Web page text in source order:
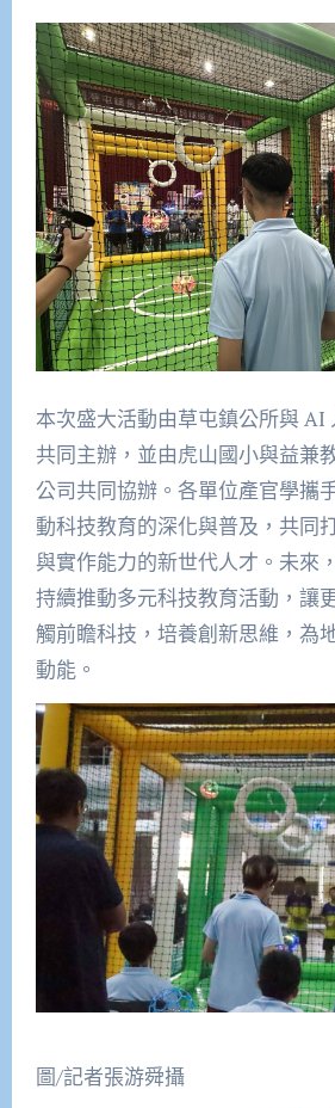
本次盛大活動由草屯鎮公所與 AI
共同主辦，並由虎山國小與益兼
公司共同協辦。各單位產官學攜
動科技教育的深化與普及，共同
與實作能力的新世代人才。未來
持續推動多元科技教育活動，讓
觸前瞻科技，培養創新思維，為
動能。
圖/記者張游舜攝